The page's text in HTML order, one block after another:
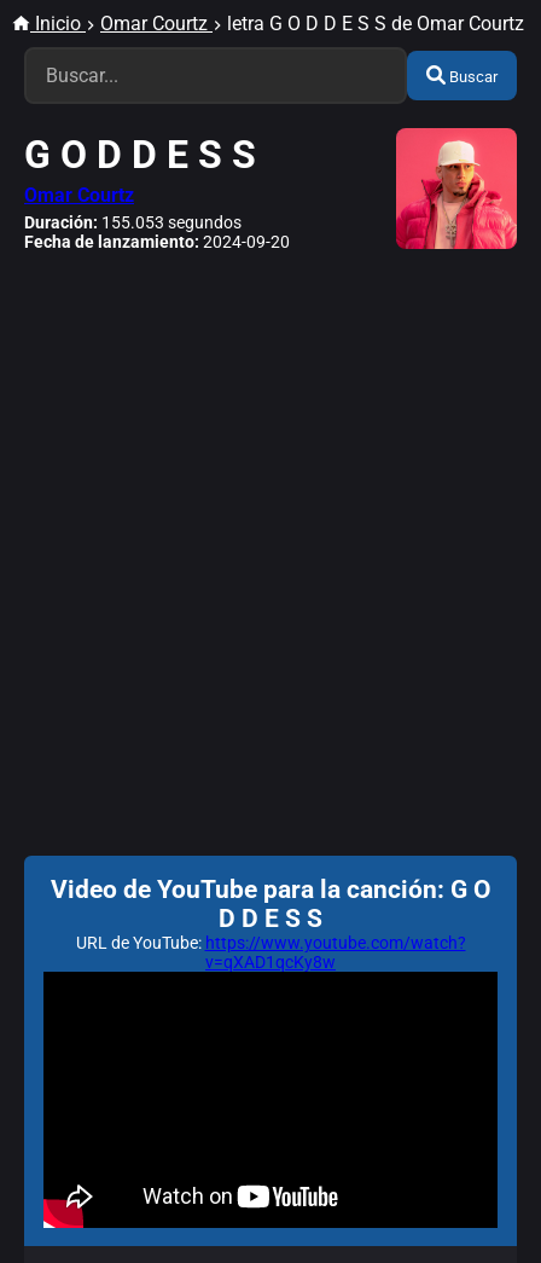
Inicio Omar Courtz letra G O D D E S S de Omar Courtz
Buscar
G O D D E S S
Omar Courtz
Duración: 155.053 segundos
Fecha de lanzamiento: 2024-09-20
Video de YouTube para la canción: G O
D D E S S
URL de YouTube: https://www.youtube.com/watch?
v=qXAD1qcKy8w